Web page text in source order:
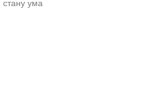
стану ума